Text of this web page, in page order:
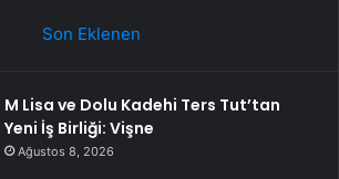
Son Eklenen
M Lisa ve Dolu Kadehi Ters Tut’tan
Yeni İş Birliği: Vişne
Ağustos 8, 2026